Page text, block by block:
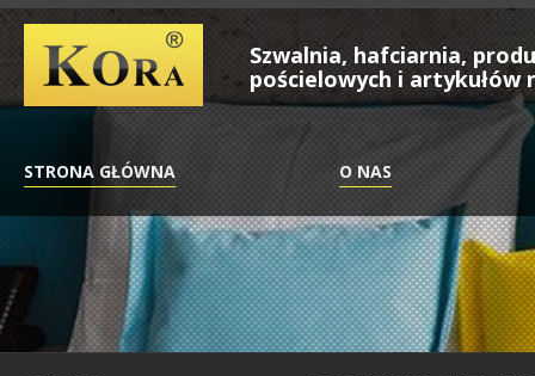
Szwalnia, hafciarnia,
pościelowych i artykułów
STRONA GŁÓWNA O NAS